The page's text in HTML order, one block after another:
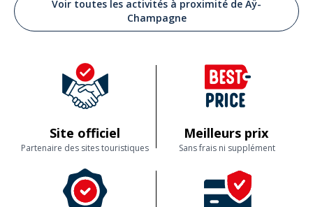
Voir toutes les activités à proximité de Aÿ-
Champagne
Site officiel
Partenaire des sites touristiques
Meilleurs prix
Sans frais ni supplément